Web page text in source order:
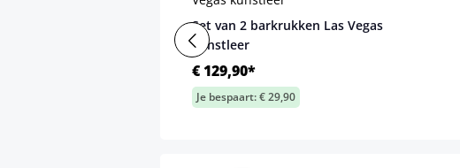
Set van 2 barkrukken Las Vegas
kunstleer
€ 129,90*
Je bespaart: € 29,90